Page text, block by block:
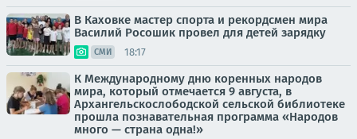
В Каховке мастер спорта и рекордсмен мира
Василий Росошик провел для детей зарядку
СМИ 18:17
К Международному дню коренных народов
мира, который отмечается 9 августа, в
Архангельскослободской сельской библиотеке
прошла познавательная программа «Народов
много — страна одна!»